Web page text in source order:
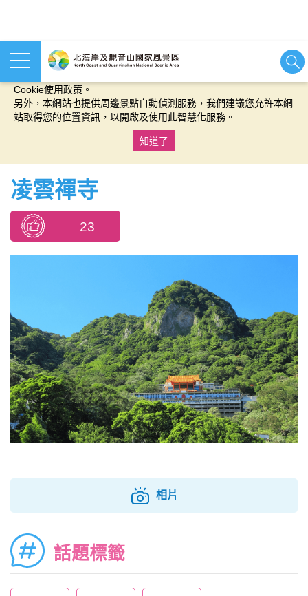
本網站使用cookies等相關技術以持續優化網站服務，並有助於為
Cookie使用政策。
另外，本網站也提供周邊景點自動偵測服務，我們建議您允許本網
站取得您的位置資訊，以開啟及使用此智慧化服務。
知道了
凌雲禪寺
23
相片
話題標籤